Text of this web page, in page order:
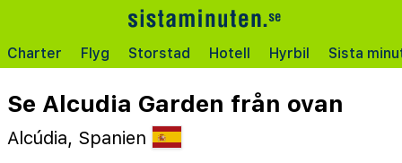
Charter Flyg Storstad Hotell Hyrbil Sista
Se Alcudia Garden från ovan
Alcúdia, Spanien